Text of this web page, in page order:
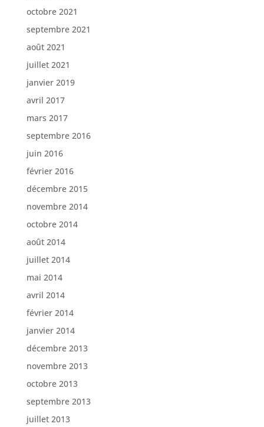
octobre 2021
septembre 2021
août 2021
juillet 2021
janvier 2019
avril 2017
mars 2017
septembre 2016
juin 2016
février 2016
décembre 2015
novembre 2014
octobre 2014
août 2014
juillet 2014
mai 2014
avril 2014
février 2014
janvier 2014
décembre 2013
novembre 2013
octobre 2013
septembre 2013
juillet 2013